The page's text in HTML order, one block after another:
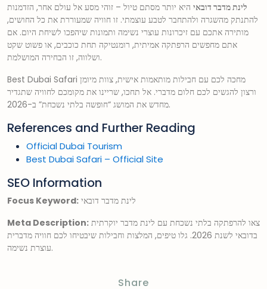
לינת מדבר דובאי היא יותר מסתם טיול – זוהי מסע אל עולם אחר, הזדמנות
להתנתק מהשגרה ולהתחבר לטבע עוצמתי. זו חוויה שמעוררת את כל החושים,
מותירה אתכם עם זיכרונות עוצרי נשימה ותמונות שיהפכו לשיחת היום. אם
אתם מחפשים הרפתקה אמיתית, רומנטיקה תחת כוכבים, או פשוט שקט
ושלווה, זו הבחירה המושלמת.
Best Dubai Safari מחכה לכם עם חבילות מותאמות אישית, צוות מיומן
ורצון להגשים לכם חלום מדברי. אל תחכו, שריינו את מקומכם לחוויה שתגדיר
מחדש את המושג “חופשה בלתי נשכחת” ב-2026.
References and Further Reading
Official Dubai Tourism
Best Dubai Safari – Official Site
SEO Information
Focus Keyword: לינת מדבר דובאי
Meta Description:
בדובאי לשנת 2026. גלו טיפים, המלצות וחבילות שיבטיחו לכם חוויה מדברית
עוצרת נשימה.
Share